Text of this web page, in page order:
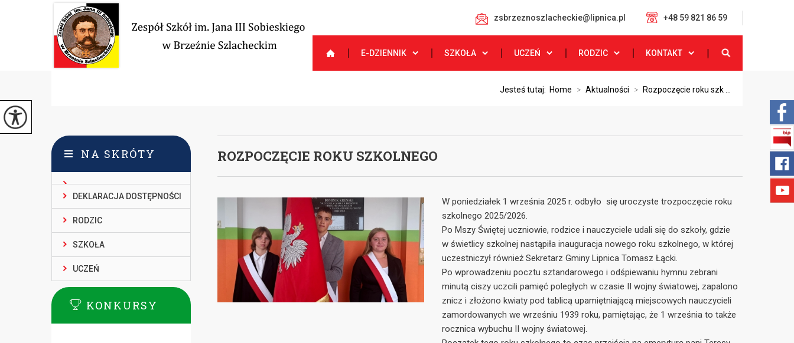
zsbrzeznoszlacheckie@lipnica.pl +48 59 821 86 59
E-DZIENNIK SZKOŁA UCZEŃ RODZIC KONTAKT
Jesteś tutaj: Home > Aktualności > Rozpoczęcie roku szk ...
ROZPOCZĘCIE ROKU SZKOLNEGO
W poniedziałek 1 września 2025 r. odbyło się uroczyste trozpoczęcie roku
szkolnego 2025/2026.
Po Mszy Świętej uczniowie, rodzice i nauczyciele udali się do szkoły, gdzie
w świetlicy szkolnej nastąpiła inauguracja nowego roku szkolnego, w której
uczestniczył również Sekretarz Gminy Lipnica Tomasz Łącki.
Po wprowadzeniu pocztu sztandarowego i odśpiewaniu hymnu zebrani
minutą ciszy uczcili pamięć poległych w czasie II wojny światowej, zapalono
znicz i złożono kwiaty pod tablicą upamiętniającą miejscowych nauczycieli
zamordowanych we wrześniu 1939 roku, pamiętając, że 1 września to także
rocznica wybuchu II wojny światowej.
NA SKRÓTY
DEKLARACJA DOSTĘPNOŚCI
RODZIC
SZKOŁA
UCZEŃ
KONKURSY